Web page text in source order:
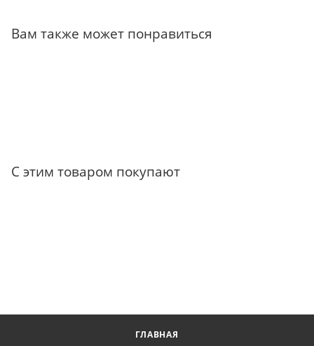
Вам также может понравиться
С этим товаром покупают
ГЛАВНАЯ